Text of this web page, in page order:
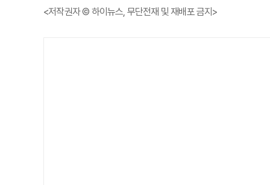
<저작권자 © 하이뉴스, 무단전재 및 재배포 금지>